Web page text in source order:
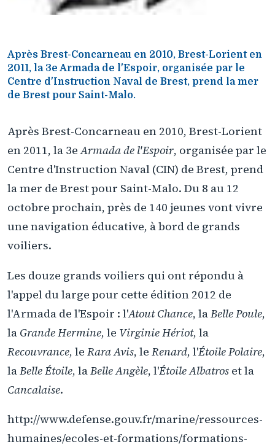
Après Brest-Concarneau en 2010, Brest-Lorient en
2011, la 3e Armada de l'Espoir, organisée par le
Centre d'Instruction Naval de Brest, prend la mer
de Brest pour Saint-Malo.
Après Brest-Concarneau en 2010, Brest-Lorient
en 2011, la 3eArmada de l'Espoir, organisée par le
Centre d'Instruction Naval (CIN) de Brest, prend
la mer de Brest pour Saint-Malo. Du 8 au 12
octobre prochain, près de 140 jeunes vont vivre
une navigation éducative, à bord de grands
voiliers.
Les douze grands voiliers qui ont répondu à
l'appel du large pour cette édition 2012 de
l'Armada de l'Espoir : l'Atout Chance, laBelle Poule,
la Grande Hermine, le Virginie Hériot, la
Recouvrance, le Rara Avis, le Renard, l'Étoile Polaire,
laBelle Étoile, laBelle Angèle, l'Étoile Albatros et la
Cancalaise.
http://www.defense.gouv.fr/marine/ressources-
humaines/ecoles-et-formations/formations-